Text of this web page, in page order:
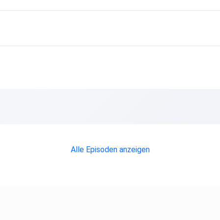
Alle Episoden anzeigen